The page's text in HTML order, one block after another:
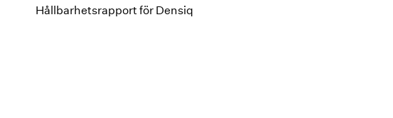
Hållbarhetsrapport för Densiq